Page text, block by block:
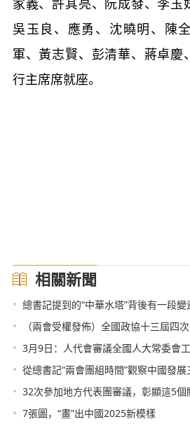
吳玉良、應勇、沈曉明、陳
軍、黃志賢、彭清華、蔣卓慶
行主席席就座。
相關新聞
• 總書記提到的“中華水塔”背後有一段變
• （兩會受權發佈）全國政協十三屆四
• 3月9日：人代會審議全國人大常委會工
• 從總書記“兩會團組時間”觀察中國發展
• 32次參加地方代表團審議，彰顯這5個
• 7張圖，“畫”出中國2025新模樣